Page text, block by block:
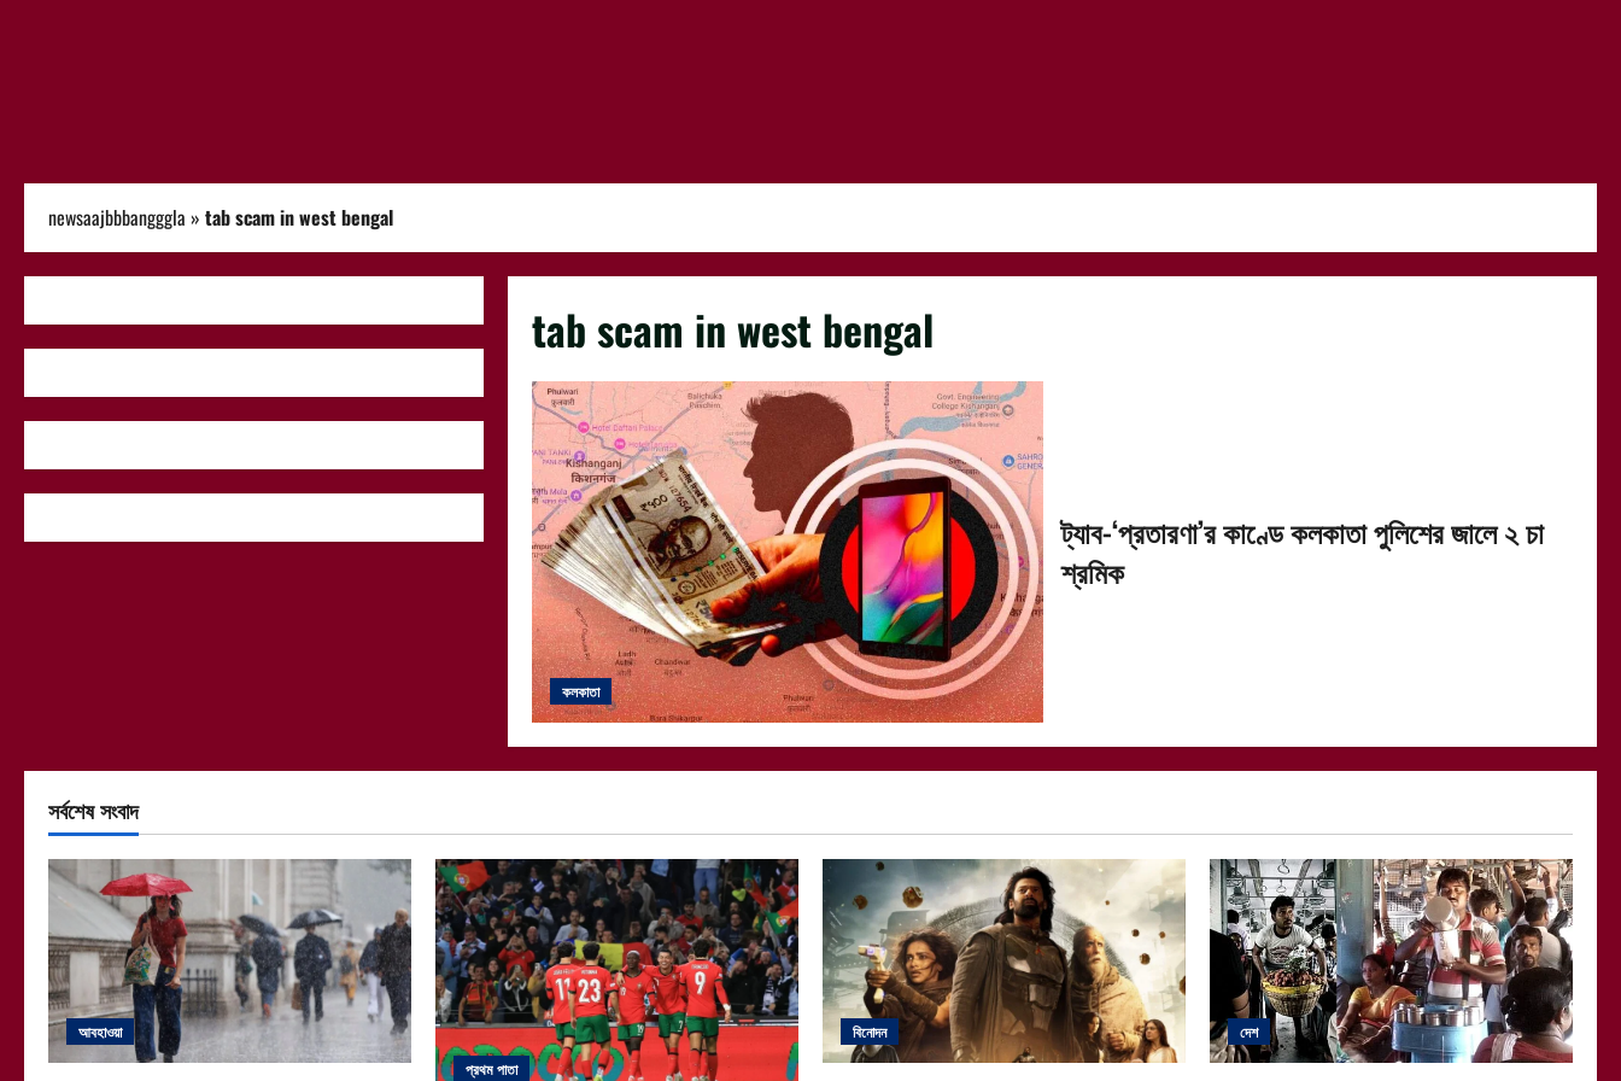
newsaajbbbangggla » tab scam in west bengal
tab scam in west bengal
কলকাতা
ট্যাব-‘প্রতারণা’র কাণ্ডে কলকাতা পুলিশের জালে ২ চা
শ্রমিক
সর্বশেষ সংবাদ
আবহাওয়া
প্রথম পাতা
বিনোদন দেশ